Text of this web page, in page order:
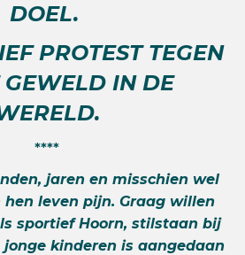
DOEL.
PROTEST TEGEN
GEWELD IN DE
****
jaren en misschien wel
leven pijn. Graag willen
sportief Hoorn, stilstaan bij
kinderen is aangedaan